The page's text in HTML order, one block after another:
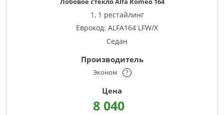
1, 1 рестайлинг
Еврокод: ALFA164 LFW/X
Седан
Эконом ?
8 040